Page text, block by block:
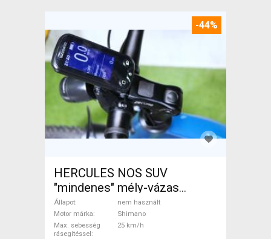
-44%
HERCULES NOS SUV
"mindenes" mély-vázas
Elektromos Trekking/cross
25 km/h Shimano nem
használt ELADÓ
Állapot
nem használt
Motor márka
Shimano
Max. sebesség
rásegítéssel
25 km/h